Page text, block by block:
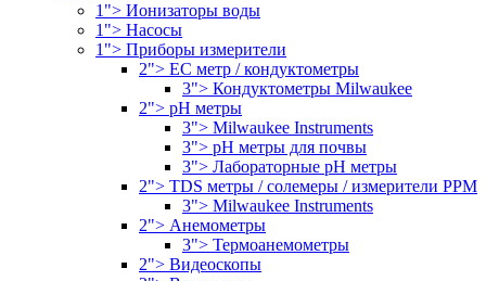
1"> Ионизаторы воды
1"> Насосы
1"> Приборы измерители
2"> EC метр / кондуктометры
3"> Кондуктометры Milwaukee
2"> pH метры
3"> Milwaukee Instruments
3"> pH метры для почвы
3"> Лабораторные pH метры
2"> TDS метры / солемеры / измерители PPM
3"> Milwaukee Instruments
2"> Анемометры
3"> Термоанемометры
2"> Видеоскопы